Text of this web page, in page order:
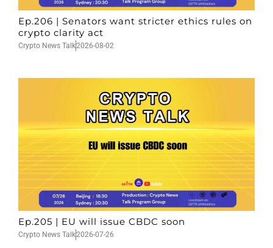
Ep.206 | Senators want stricter ethics rules on
crypto clarity act
Crypto News Talk2026-08-02
Ep.205 | EU will issue CBDC soon
Crypto News Talk2026-07-26